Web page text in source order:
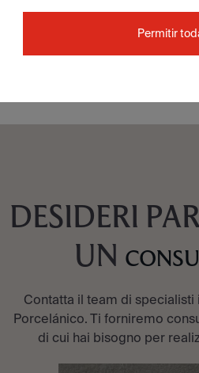
DESIDERI
UN
Contatta il team di
Porcelánico. Ti forniremo
di cui hai bisogno per
Permitir